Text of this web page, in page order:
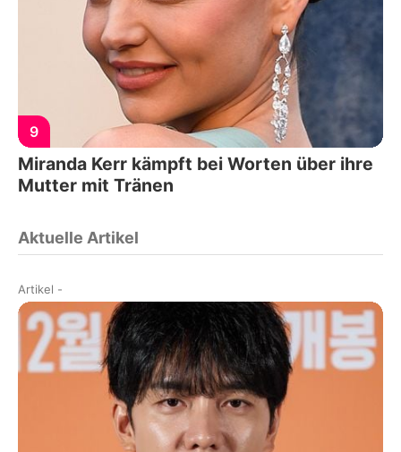
9
Miranda Kerr kämpft bei Worten über ihre
Mutter mit Tränen
Aktuelle Artikel
Artikel -